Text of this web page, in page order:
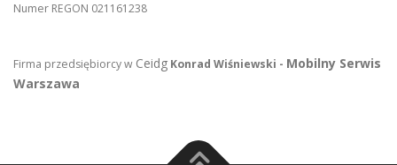
Numer REGON 021161238
Firma przedsiębiorcy w Ceidg Konrad Wiśniewski - Mobilny Serwis
Warszawa